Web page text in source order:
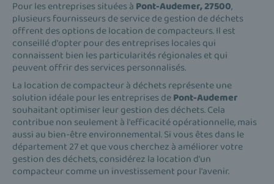
Pour les entreprises situées à Pont-Audemer, 27500,
plusieurs fournisseurs de service de gestion de déchets
offrent des options de location de compacteurs. Il est
conseillé d'opter pour des entreprises locales qui
connaissent bien les particularités régionales et qui
peuvent offrir des services personnalisés.
La location de compacteur à déchets représente une
solution idéale pour les entreprises dePont-Audemer
souhaitant optimiser leur gestion des déchets. Cela
contribue non seulement à l'efficacité opérationnelle, mais
aussi au bien-être environnemental. Si vous êtes dans le
département 27 et que vous cherchez à améliorer votre
gestion des déchets, considérez la location d'un
compacteur comme un investissement pour l'avenir.